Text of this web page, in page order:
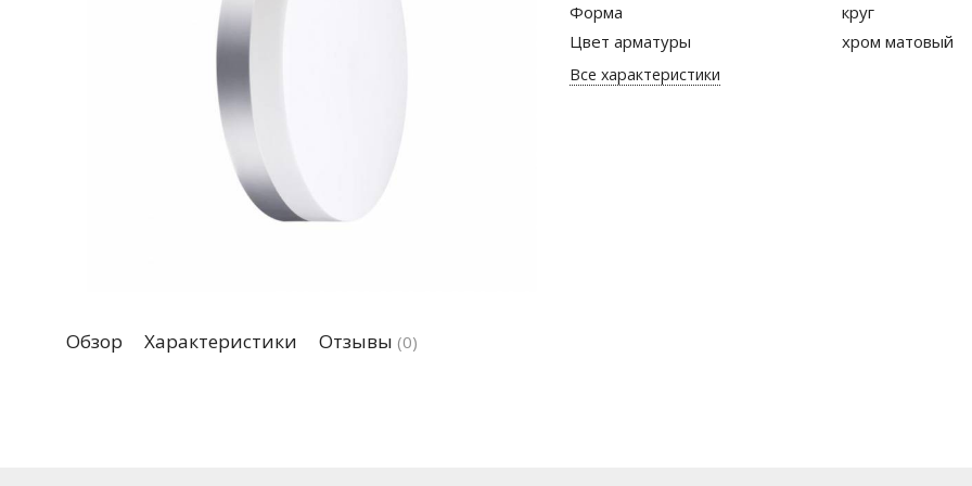
Форма
круг
Цвет арматуры
хром матовый
Все характеристики
Обзор Характеристики Отзывы (0)